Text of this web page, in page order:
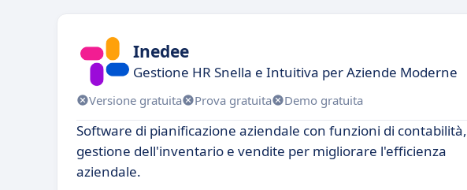
Inedee
Gestione HR Snella e Intuitiva per Aziende Moderne
Versione gratuita Prova gratuita Demo gratuita
Software di pianificazione aziendale con funzioni di contabilità,
gestione dell'inventario e vendite per migliorare l'efficienza
aziendale.